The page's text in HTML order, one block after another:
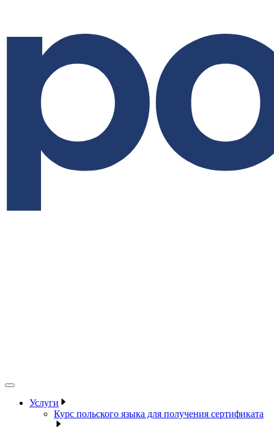
Услуги
Курс польского языка для получения сертификата